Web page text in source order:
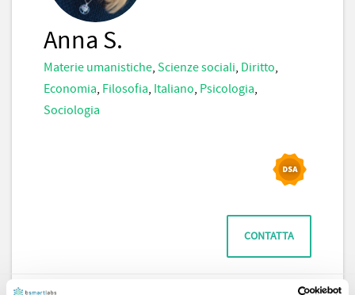
Anna S.
Materie umanistiche, Scienze sociali, Diritto,
Economia, Filosofia, Italiano, Psicologia,
Sociologia
CONTATTA